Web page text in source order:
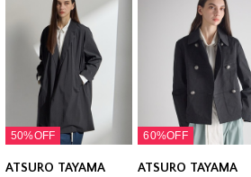
50%OFF
ATSURO TAYAMA
60%OFF
ATSURO TAYAMA